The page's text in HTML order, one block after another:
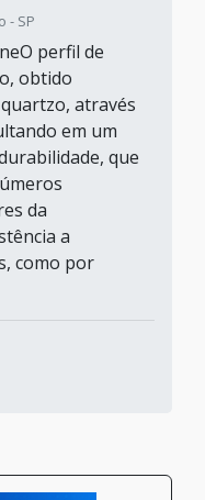
SP
do perfil de
apresentar um
aos mais
como
versatilidade